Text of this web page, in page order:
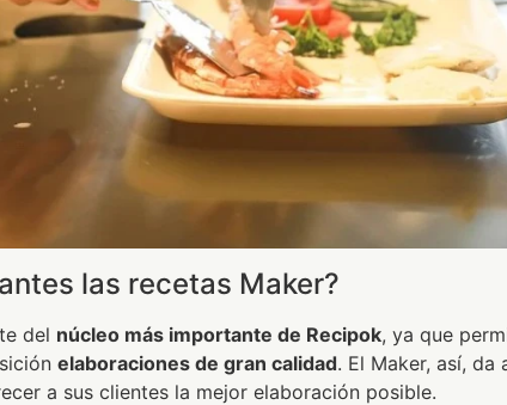
las recetas Maker?
del núcleo más importante de Recipok, ya que
elaboraciones de gran calidad. El Maker, así, da
a sus clientes la mejor elaboración posible.